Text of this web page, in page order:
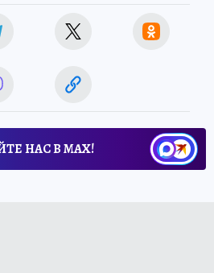
НАС В МАХ!